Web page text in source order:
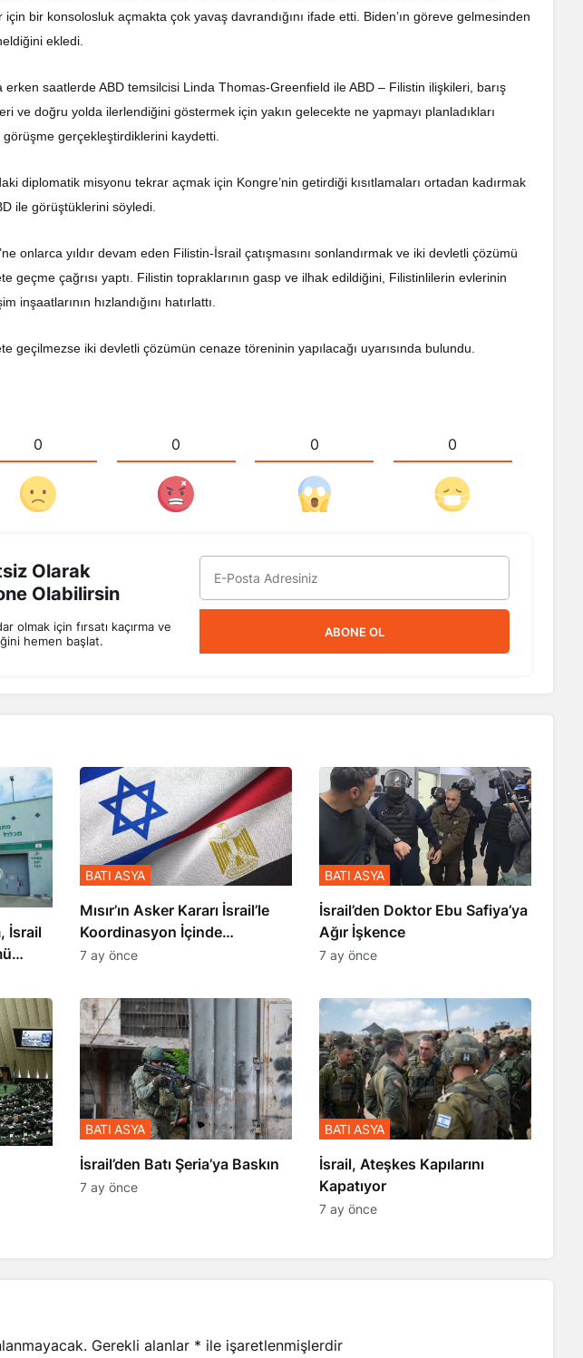
bir konsolosluk açmakta çok yavaş davrandığını ifade etti. Biden’ın göreve gelmesinden
ekledi.
saatlerde ABD temsilcisi Linda Thomas-Greenfield ile ABD – Filistin ilişkileri, barış
ve doğru yolda ilerlendiğini göstermek için yakın gelecekte ne yapmayı planladıkları
görüşme gerçekleştirdiklerini kaydetti.
diplomatik misyonu tekrar açmak için Kongre’nin getirdiği kısıtlamaları ortadan kadırmak
ile görüştüklerini söyledi.
onlarca yıldır devam eden Filistin-İsrail çatışmasını sonlandırmak ve iki devletli çözümü
geçme çağrısı yaptı. Filistin topraklarının gasp ve ilhak edildiğini, Filistinlilerin evlerinin
inşaatlarının hızlandığını hatırlattı.
geçilmezse iki devletli çözümün cenaze töreninin yapılacağı uyarısında bulundu.
0 0 0 0
Olarak
Olabilirsin
olmak için fırsatı kaçırma ve
hemen başlat.
ABONE OL
İsrail
Mısır’ın Asker Kararı İsrail’le
Koordinasyon İçinde
Gerçekleşmiş
BATI ASYA
7 ay önce
İsrail’den Doktor Ebu Safiya’ya
Ağır İşkence
BATI ASYA
7 ay önce
​​​​​​​İsrail’den Batı Şeria’ya Baskın
BATI ASYA
7 ay önce
İsrail, Ateşkes Kapılarını
Kapatıyor
BATI ASYA
7 ay önce
Gerekli alanlar * ile işaretlenmişlerdir